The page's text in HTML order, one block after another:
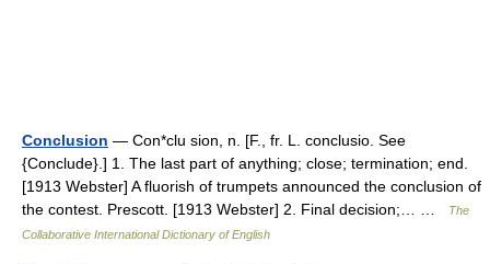
Conclusion — Con*clu sion, n. [F., fr. L. conclusio. See
{Conclude}.] 1. The last part of anything; close; termination; end.
[1913 Webster] A fluorish of trumpets announced the conclusion of
the contest. Prescott. [1913 Webster] 2. Final decision;… …
The
Collaborative International Dictionary of English